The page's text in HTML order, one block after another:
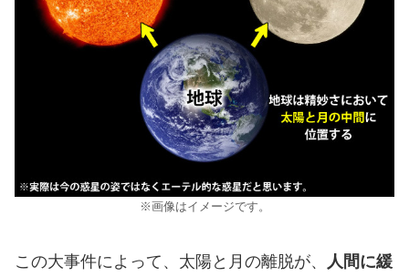
※画像はイメージです。
この大事件によって、太陽と月の離脱が、
人間に緩